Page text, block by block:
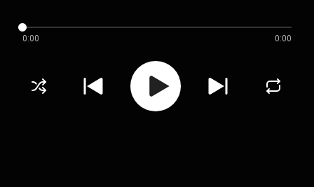
0:00 0:00